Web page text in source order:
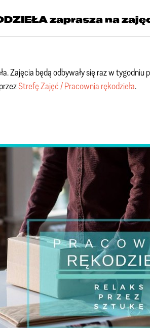
zaprasza na
Zajęcia będą odbywały się raz w tygodniu
Strefę Zajęć / Pracownia rękodzieła.